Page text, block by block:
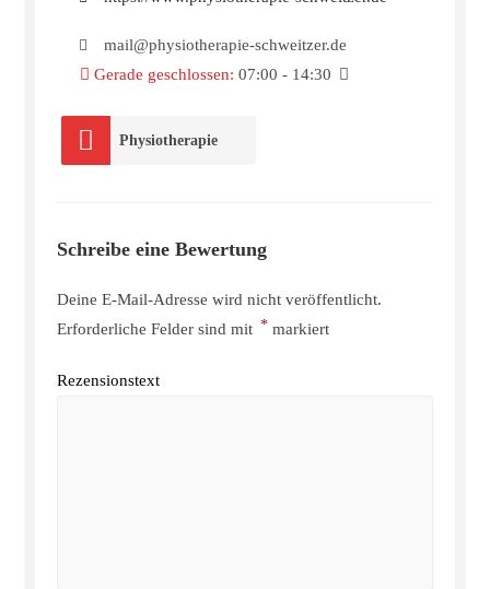
mail@physiotherapie-schweitzer.de
Gerade geschlossen: 07:00 - 14:30
Physiotherapie
Schreibe eine Bewertung
Deine E-Mail-Adresse wird nicht veröffentlicht.
Erforderliche Felder sind mit * markiert
Rezensionstext